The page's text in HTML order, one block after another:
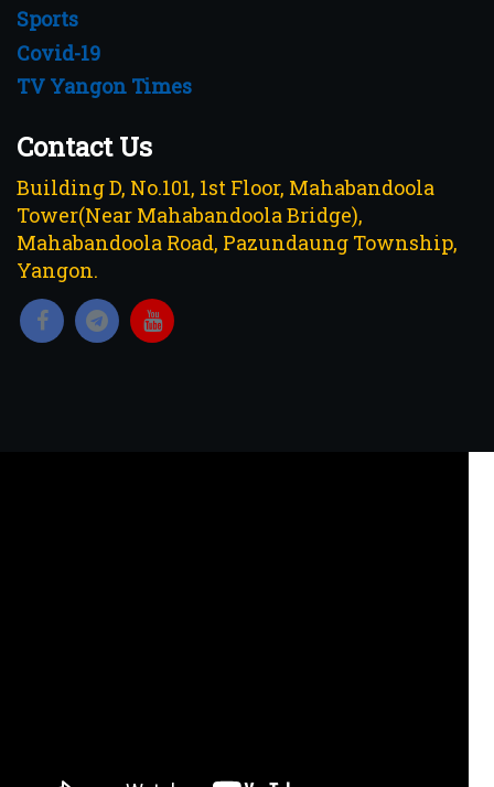
Sports
Covid-19
TV Yangon Times
Contact Us
Building D, No.101, 1st Floor, Mahabandoola
Tower(Near Mahabandoola Bridge),
Mahabandoola Road, Pazundaung Township,
Yangon.
Copyright © 2023 Yangon Media Group Co., Ltd. All